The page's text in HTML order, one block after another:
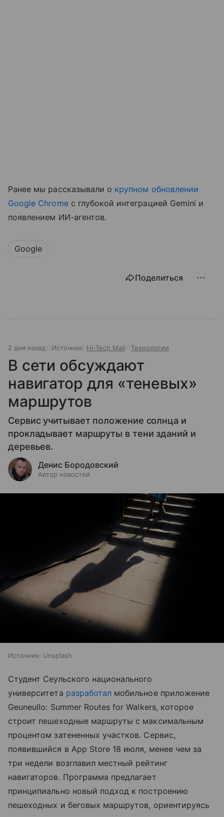
Ранее мы рассказывали о крупном обновлении
Google Chromeс глубокой интеграцией Gemini и
появлением ИИ-агентов.
Google
Поделиться
2 дня назад Источник: Hi-Tech Mail Технологии
В сети обсуждают
навигатор для «теневых»
маршрутов
Сервис учитывает положение солнца и
прокладывает маршруты в тени зданий и
деревьев.
Денис Бородовский
Автор новостей
Источник: Unsplash
Студент Сеульского национального
университета разработал мобильное приложение
Geuneullo: Summer Routes for Walkers, которое
строит пешеходные маршруты с максимальным
процентом затененных участков. Сервис,
появившийся в App Store 18 июля, менее чем за
три недели возглавил местный рейтинг
навигаторов. Программа предлагает
принципиально новый подход к построению
пешеходных и беговых маршрутов, ориентируясь